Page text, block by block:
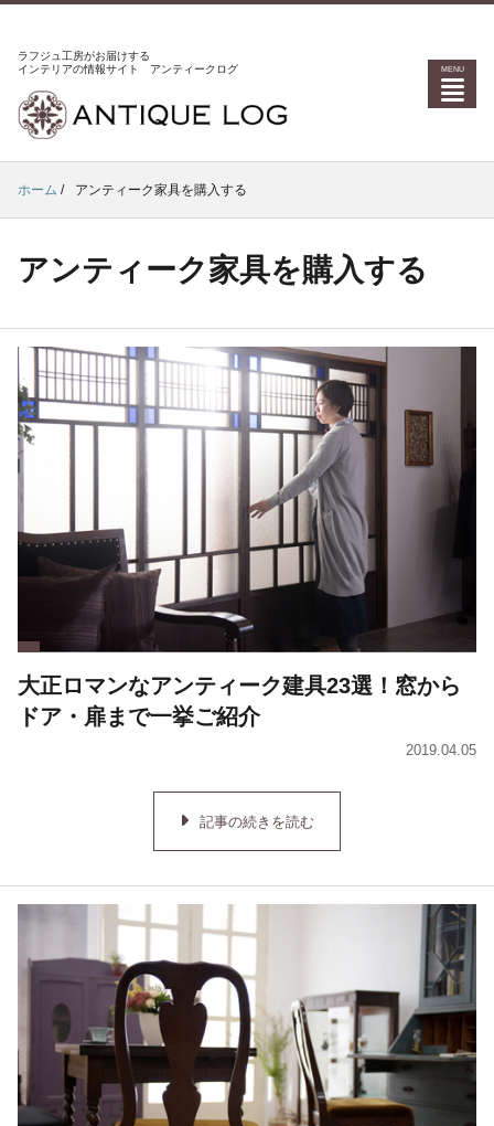
ラフジュ工房がお届けする
インテリアの情報サイト アンティークログ
ホーム / アンティーク家具を購入する
アンティーク家具を購入する
大正ロマンなアンティーク建具23選！窓から
ドア・扉まで一挙ご紹介
2019.04.05
記事の続きを読む